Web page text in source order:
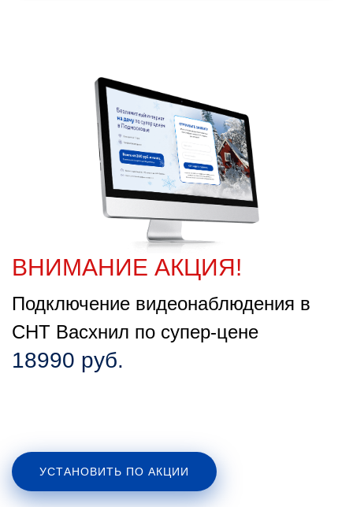
ВНИМАНИЕ АКЦИЯ!
Подключение видеонаблюдения в
СНТ Васхнил по супер-цене
18990 руб.
УСТАНОВИТЬ ПО АКЦИИ